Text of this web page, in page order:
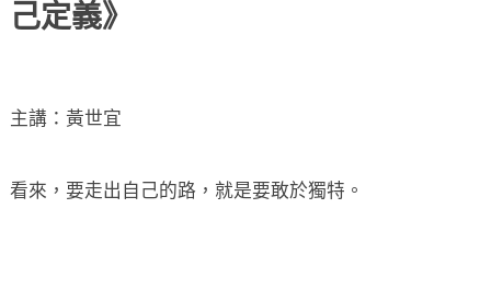
己定義》
主講：黃世宜
看來，要走出自己的路，就是要敢於獨特。